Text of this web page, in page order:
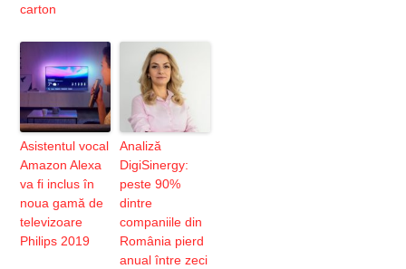
carton
Asistentul vocal
Amazon Alexa
va fi inclus în
noua gamă de
televizoare
Philips 2019
Analiză
DigiSinergy:
peste 90%
dintre
companiile din
România pierd
anual între zeci